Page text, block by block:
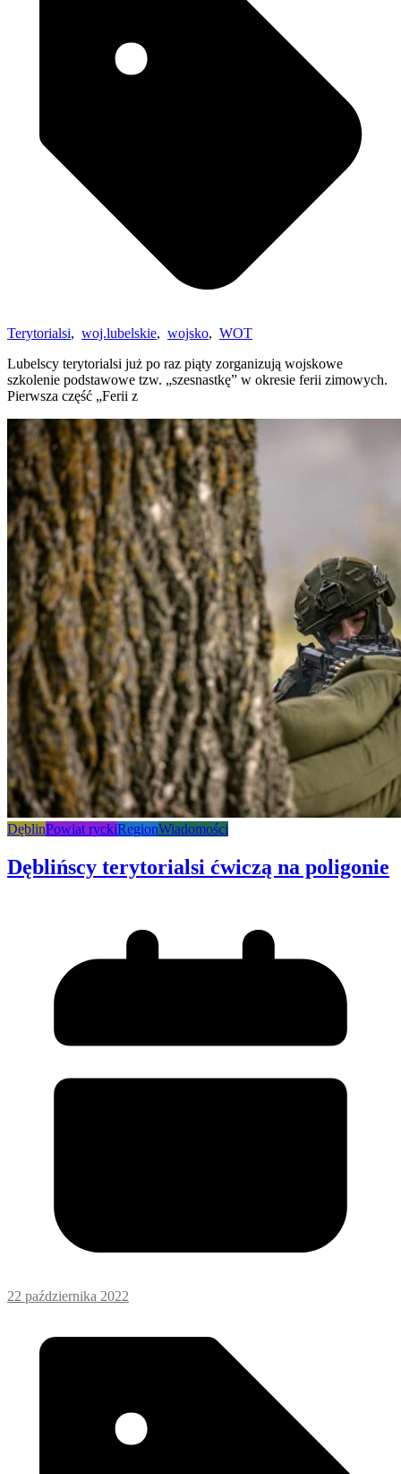
Terytorialsi, woj.lubelskie, wojsko, WOT
Lubelscy terytorialsi już po raz piąty zorganizują wojskowe
szkolenie podstawowe tzw. „szesnastkę” w okresie ferii zimowych.
Pierwsza część „Ferii z
DęblinPowiat ryckiRegionWiadomości
Dęblińscy terytorialsi ćwiczą na poligonie
22 października 2022